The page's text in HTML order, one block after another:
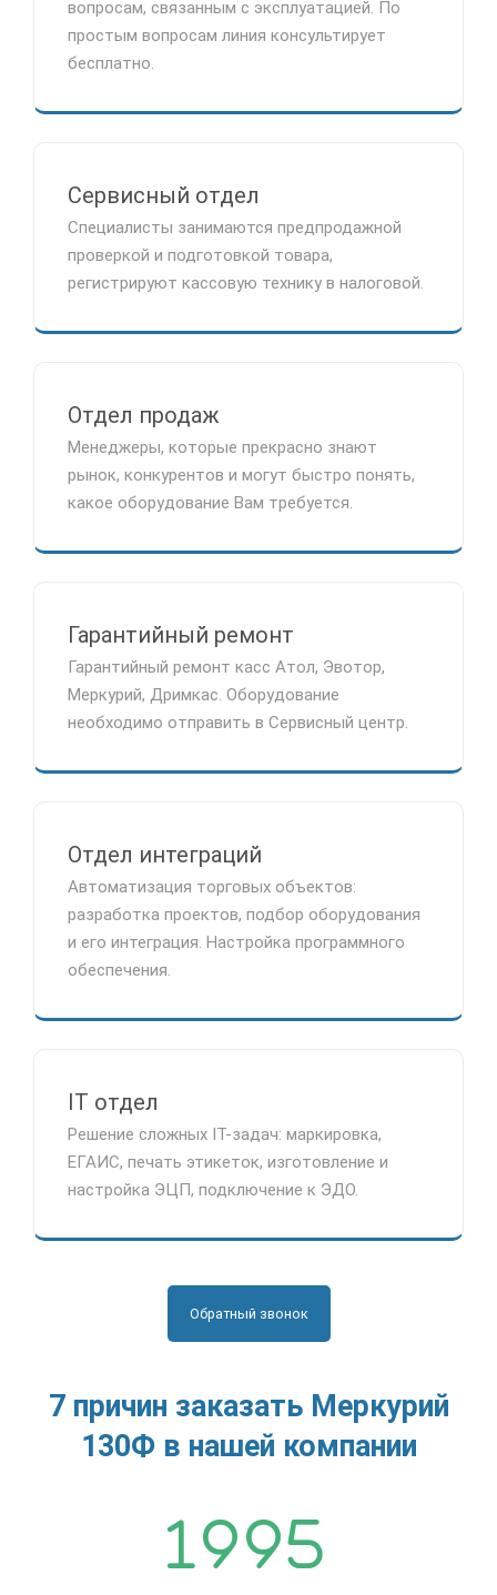
вопросам, связанным с эксплуатацией. По
простым вопросам линия консультирует
бесплатно.
Сервисный отдел
Специалисты занимаются предпродажной
проверкой и подготовкой товара,
регистрируют кассовую технику в налоговой.
Отдел продаж
Менеджеры, которые прекрасно знают
рынок, конкурентов и могут быстро понять,
какое оборудование Вам требуется.
Гарантийный ремонт
Гарантийный ремонт касс Атол, Эвотор,
Меркурий, Дримкас. Оборудование
необходимо отправить в Сервисный центр.
Отдел интеграций
Автоматизация торговых объектов:
разработка проектов, подбор оборудования
и его интеграция. Настройка программного
обеспечения.
IT отдел
Решение сложных IT-задач: маркировка,
ЕГАИС, печать этикеток, изготовление и
настройка ЭЦП, подключение к ЭДО.
Обратный звонок
7 причин заказать Меркурий
130Ф в нашей компании